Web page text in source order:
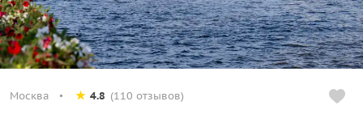
Москва 4.8 (110 отзывов)